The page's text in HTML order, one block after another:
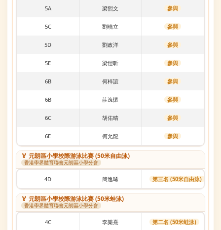
5A 梁熙文 參與
5C 劉曉立 參與
5D 劉政洋 參與
5E 梁愷昕 參與
6B 何梓誼 參與
6B 莊逸懷 參與
6C 胡佑晴 參與
6E 何允龍 參與
🏅 元朗區小學校際游泳比賽 (50米自由泳)
香港學界體育聯會元朗區小學分會
4D 簡逸晞 第三名 (50米自由泳)
🏅 元朗區小學校際游泳比賽 (50米蛙泳)
香港學界體育聯會元朗區小學分會
4C 李樂熹 第二名 (50米蛙泳)